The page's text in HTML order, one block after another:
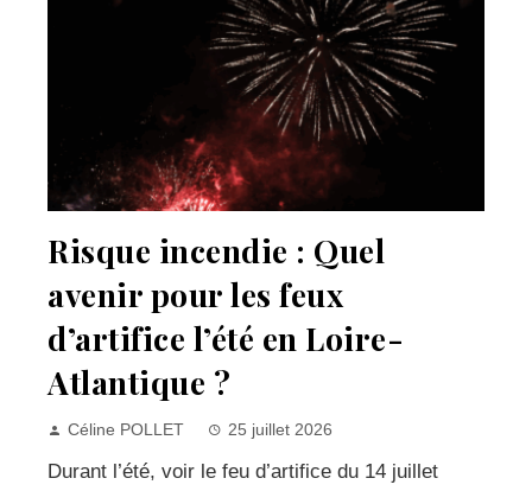
Risque incendie : Quel
avenir pour les feux
d’artifice l’été en Loire-
Atlantique ?
Céline POLLET 25 juillet 2026
Durant l’été, voir le feu d’artifice du 14 juillet